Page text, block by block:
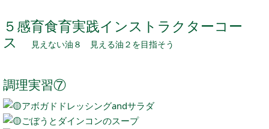
５感育食育実践インストラクターコー
ス
見えない油８ 見える油２を目指そう
調理実習⑦
アボガドドレッシングandサラダ
ごぼうとダインコンのスープ